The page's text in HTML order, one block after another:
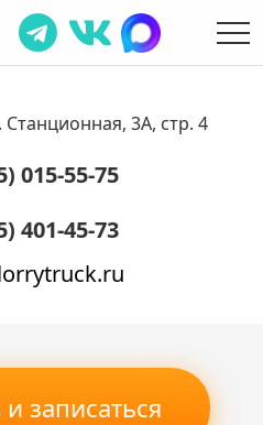
3А, стр. 4
015-55-75
401-45-73
записаться